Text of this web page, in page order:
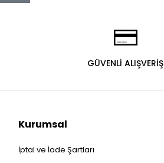
GÜVENLİ ALIŞVERİŞ
Kurumsal
İptal ve İade Şartları